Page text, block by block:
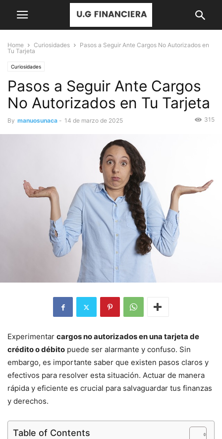
Home Curiosidades
Pasos a Seguir Ante Cargos No Autorizados en
Tu Tarjeta
Curiosidades
Pasos a Seguir Ante Cargos
No Autorizados en Tu Tarjeta
By manuosunaca - 14 de marzo de 2025 315
Experimentar cargos no autorizados en una tarjeta de
crédito o débito puede ser alarmante y confuso. Sin
embargo, es importante saber que existen pasos claros y
efectivos para resolver esta situación. Actuar de manera
rápida y eficiente es crucial para salvaguardar tus finanzas
y derechos.
Table of Contents